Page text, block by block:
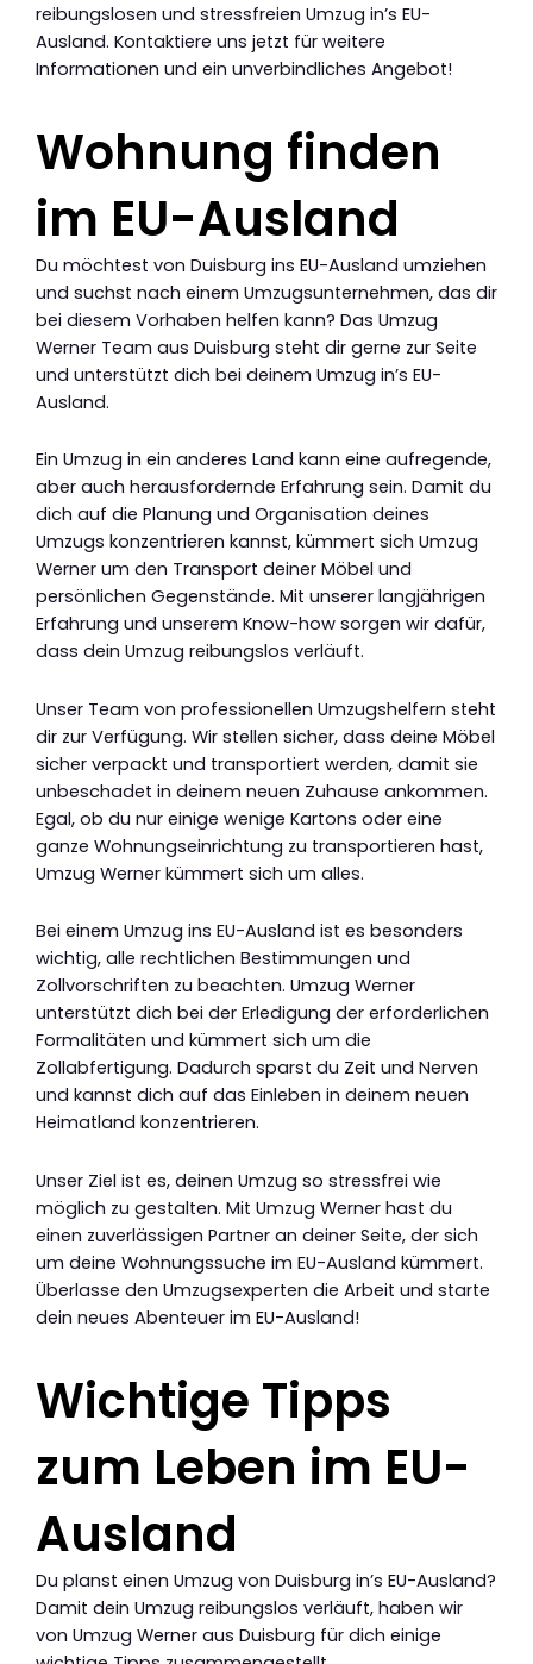
reibungslosen und stressfreien Umzug in’s EU-
Ausland. Kontaktiere uns jetzt für weitere
Informationen und ein unverbindliches Angebot!
Wohnung finden
im EU-Ausland
Du möchtest von Duisburg ins EU-Ausland umziehen
und suchst nach einem Umzugsunternehmen, das dir
bei diesem Vorhaben helfen kann? Das Umzug
Werner Team aus Duisburg steht dir gerne zur Seite
und unterstützt dich bei deinem Umzug in’s EU-
Ausland.
Ein Umzug in ein anderes Land kann eine aufregende,
aber auch herausfordernde Erfahrung sein. Damit du
dich auf die Planung und Organisation deines
Umzugs konzentrieren kannst, kümmert sich Umzug
Werner um den Transport deiner Möbel und
persönlichen Gegenstände. Mit unserer langjährigen
Erfahrung und unserem Know-how sorgen wir dafür,
dass dein Umzug reibungslos verläuft.
Unser Team von professionellen Umzugshelfern steht
dir zur Verfügung. Wir stellen sicher, dass deine Möbel
sicher verpackt und transportiert werden, damit sie
unbeschadet in deinem neuen Zuhause ankommen.
Egal, ob du nur einige wenige Kartons oder eine
ganze Wohnungseinrichtung zu transportieren hast,
Umzug Werner kümmert sich um alles.
Bei einem Umzug ins EU-Ausland ist es besonders
wichtig, alle rechtlichen Bestimmungen und
Zollvorschriften zu beachten. Umzug Werner
unterstützt dich bei der Erledigung der erforderlichen
Formalitäten und kümmert sich um die
Zollabfertigung. Dadurch sparst du Zeit und Nerven
und kannst dich auf das Einleben in deinem neuen
Heimatland konzentrieren.
Unser Ziel ist es, deinen Umzug so stressfrei wie
möglich zu gestalten. Mit Umzug Werner hast du
einen zuverlässigen Partner an deiner Seite, der sich
um deine Wohnungssuche im EU-Ausland kümmert.
Überlasse den Umzugsexperten die Arbeit und starte
dein neues Abenteuer im EU-Ausland!
Wichtige Tipps
zum Leben im EU-
Ausland
Du planst einen Umzug von Duisburg in’s EU-Ausland?
Damit dein Umzug reibungslos verläuft, haben wir
von Umzug Werner aus Duisburg für dich einige